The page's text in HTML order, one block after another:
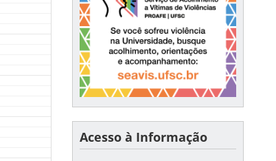
Acesso à Informação